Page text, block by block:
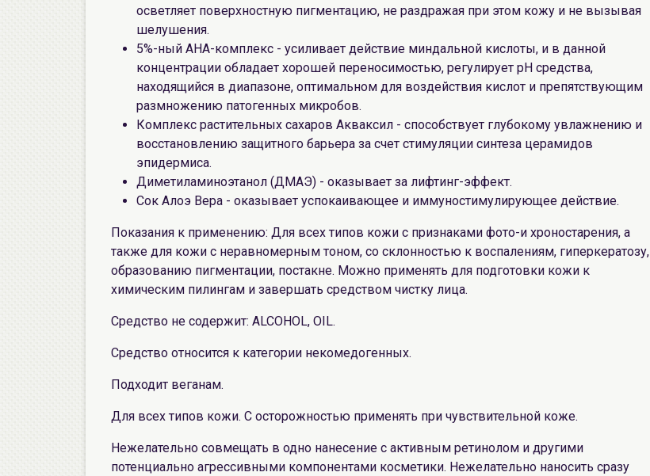
осветляет поверхностную пигментацию, не раздражая при этом кожу и не вызывая
шелушения.
5%-ный АНА-комплекс - усиливает действие миндальной кислоты, и в данной
концентрации обладает хорошей переносимостью, регулирует рН средства,
находящийся в диапазоне, оптимальном для воздействия кислот и препятствующим
размножению патогенных микробов.
Комплекс растительных сахаров Акваксил - способствует глубокому увлажнению и
восстановлению защитного барьера за счет стимуляции синтеза церамидов
эпидермиса.
Диметиламиноэтанол (ДМАЭ) - оказывает за лифтинг-эффект.
Сок Алоэ Вера - оказывает успокаивающее и иммуностимулирующее действие.
Показания к применению: Для всех типов кожи с признаками фото-и хроностарения, а
также для кожи с неравномерным тоном, со склонностью к воспалениям, гиперкератозу,
образованию пигментации, постакне. Можно применять для подготовки кожи к
химическим пилингам и завершать средством чистку лица.
Средство не содержит: ALCOHOL, OIL.
Средство относится к категории некомедогенных.
Подходит веганам.
Для всех типов кожи. С осторожностью применять при чувствительной коже.
Нежелательно совмещать в одно нанесение с активным ретинолом и другими
потенциально агрессивными компонентами косметики. Нежелательно наносить сразу